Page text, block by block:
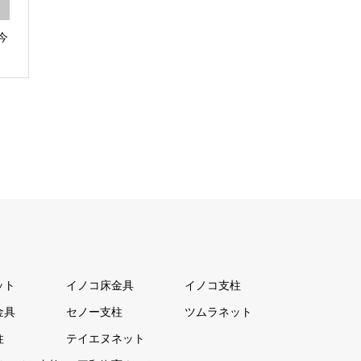
イノコ床金具 イノコ支柱
具 セノー支柱 ツムラネット
テイエヌネット